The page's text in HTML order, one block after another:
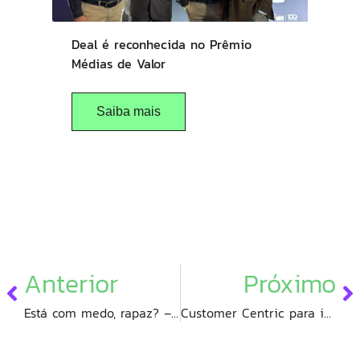
Deal é reconhecida no Prêmio
Médias de Valor
Saiba mais
Anterior
Está com medo, rapaz? – Em busca de si
Próximo
Customer Centric para incrédulos